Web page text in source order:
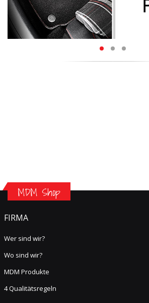
MDM Shop
FIRMA
Wer sind wir?
Wo sind wir?
MDM Produkte
4 Qualitätsregeln